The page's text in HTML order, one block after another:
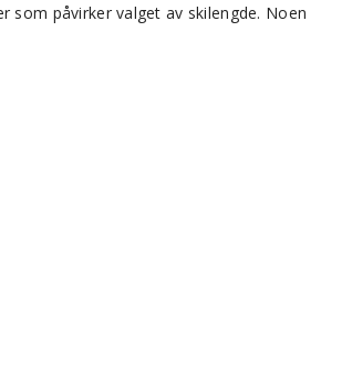
som påvirker valget av skilengde. Noen